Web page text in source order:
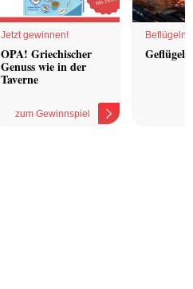
Jetzt gewinnen!
OPA! Griechischer
Genuss wie in der
Taverne
zum Gewinnspiel
Geflügel